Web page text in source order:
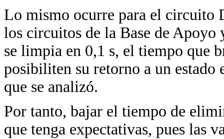
Lo mismo ocurre para el circuito
los circuitos de la Base de
se limpia en 0,1 s, el tiempo que
posibiliten su retorno a un estado
que se analizó.
Por tanto, bajar el tiempo de
que tenga expectativas, pues las